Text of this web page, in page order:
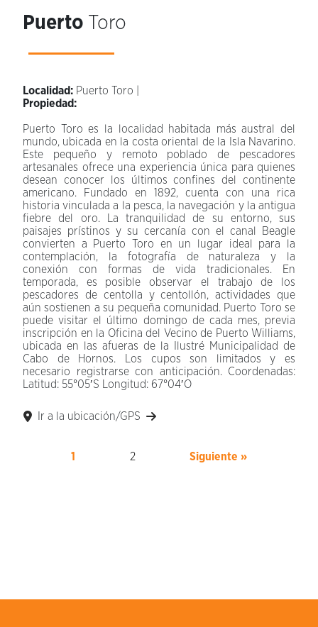
Puerto Toro
Localidad: Puerto Toro |
Propiedad:
Puerto Toro es la localidad habitada más austral del
mundo, ubicada en la costa oriental de la Isla Navarino.
Este pequeño y remoto poblado de pescadores
artesanales ofrece una experiencia única para quienes
desean conocer los últimos confines del continente
americano. Fundado en 1892, cuenta con una rica
historia vinculada a la pesca, la navegación y la antigua
fiebre del oro. La tranquilidad de su entorno, sus
paisajes prístinos y su cercanía con el canal Beagle
convierten a Puerto Toro en un lugar ideal para la
contemplación, la fotografía de naturaleza y la
conexión con formas de vida tradicionales. En
temporada, es posible observar el trabajo de los
pescadores de centolla y centollón, actividades que
aún sostienen a su pequeña comunidad. Puerto Toro se
puede visitar el último domingo de cada mes, previa
inscripción en la Oficina del Vecino de Puerto Williams,
ubicada en las afueras de la Ilustré Municipalidad de
Cabo de Hornos. Los cupos son limitados y es
necesario registrarse con anticipación. Coordenadas:
Latitud: 55°05′S Longitud: 67°04′O
Ir a la ubicación/GPS
1 2 Siguiente »